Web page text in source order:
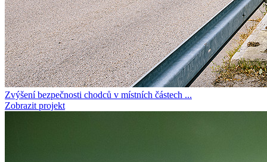
Zvýšení bezpečnosti chodců v místních částech ...
Zobrazit projekt